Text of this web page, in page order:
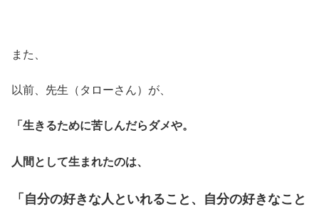
また、
以前、先生（タローさん）が、
「生きるために苦しんだらダメや。
人間として生まれたのは、
「自分の好きな人といれること、自分の好きなこと